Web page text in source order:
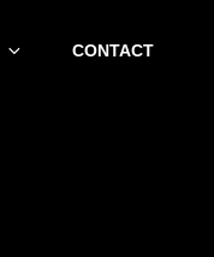
CONTACT